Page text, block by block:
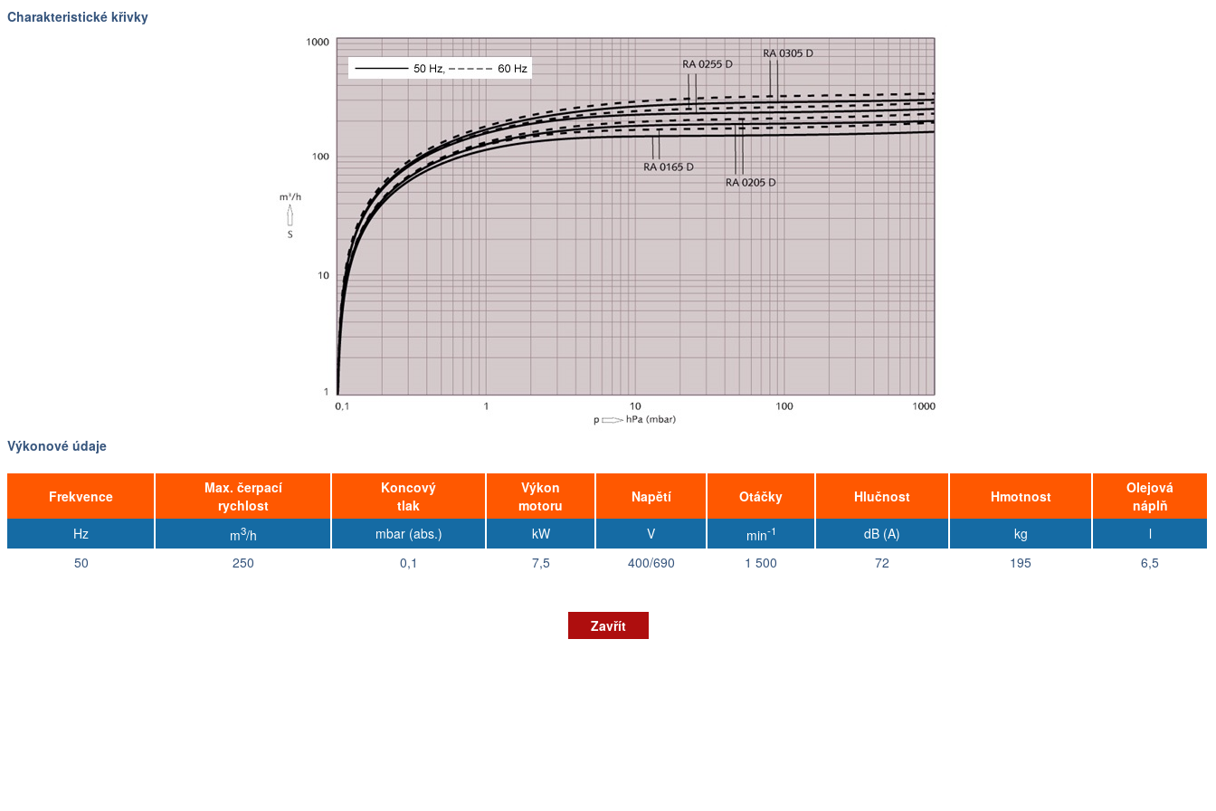
Charakteristické křivky
Výkonové údaje
Frekvence
Max. čerpací
rychlost
Koncový
tlak
Výkon
motoru
Napětí Otáčky Hlučnost Hmotnost
Olejová
náplň
Hz
m3/h mbar (abs.) kW V min-1 dB (A) kg
l
50
250 0,1 7,5 400/690 1 500 72 195 6,5
Zavřít